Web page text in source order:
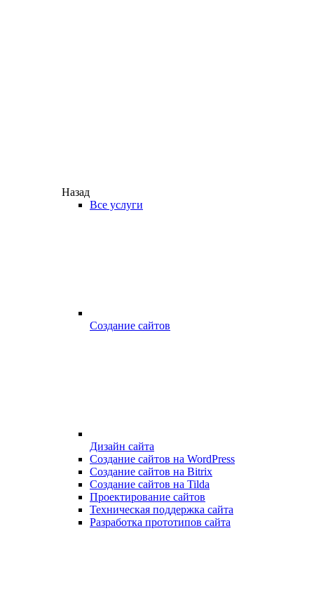
Назад
Все услуги
Создание сайтов
Дизайн сайта
Создание сайтов на WordPress
Создание сайтов на Bitrix
Создание сайтов на Tilda
Проектирование сайтов
Техническая поддержка сайта
Разработка прототипов сайта